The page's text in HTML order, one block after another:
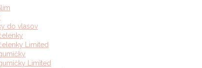
do vlasov
Limited
Limited